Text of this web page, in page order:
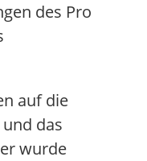
des Pro
auf die
das
wurde